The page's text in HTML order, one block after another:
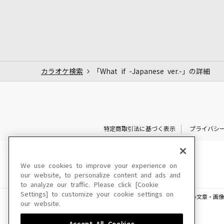
カラオケ検索 「What if -Japanese ver.-」の詳細
特定商取引法に基づく表示 プライバシ
このサイトに掲載されている一切の文章・画
We use cookies to improve your experience on
our website, to personalize content and ads and
to analyze our traffic. Please click [Cookie
Settings] to customize your cookie settings on
our website.